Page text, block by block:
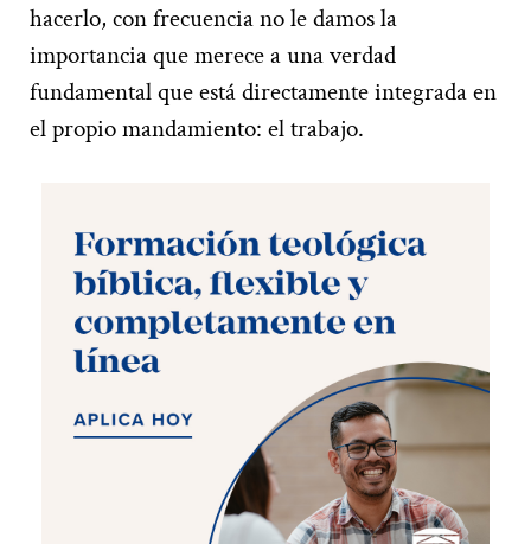
hacerlo, con frecuencia no le damos la
importancia que merece a una verdad
fundamental que está directamente integrada en
el propio mandamiento: el trabajo.